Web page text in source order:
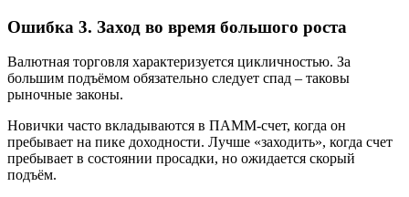
Ошибка 3. Заход во время большого роста
Валютная торговля характеризуется цикличностью. За
большим подъёмом обязательно следует спад – таковы
рыночные законы.
Новички часто вкладываются в ПАММ-счет, когда он
пребывает на пике доходности. Лучше «заходить», когда счет
пребывает в состоянии просадки, но ожидается скорый
подъём.